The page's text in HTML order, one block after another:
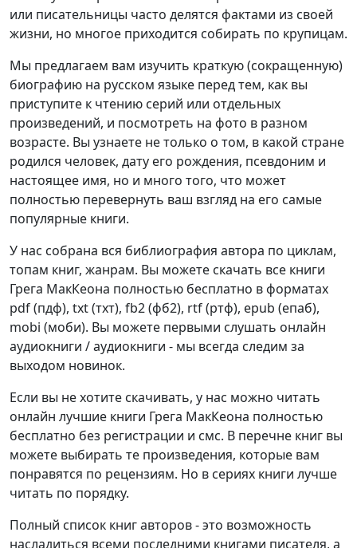
или писательницы часто делятся фактами из своей
жизни, но многое приходится собирать по крупицам.
Мы предлагаем вам изучить краткую (сокращенную)
биографию на русском языке перед тем, как вы
приступите к чтению серий или отдельных
произведений, и посмотреть на фото в разном
возрасте. Вы узнаете не только о том, в какой стране
родился человек, дату его рождения, псевдоним и
настоящее имя, но и много того, что может
полностью перевернуть ваш взгляд на его самые
популярные книги.
У нас собрана вся библиография автора по циклам,
топам книг, жанрам. Вы можете скачать все книги
Грега МакКеона полностью бесплатно в форматах
pdf (пдф), txt (тхт), fb2 (фб2), rtf (ртф), epub (епаб),
mobi (моби). Вы можете первыми слушать онлайн
аудиокниги / аудиокниги - мы всегда следим за
выходом новинок.
Если вы не хотите скачивать, у нас можно читать
онлайн лучшие книги Грега МакКеона полностью
бесплатно без регистрации и смс. В перечне книг вы
можете выбирать те произведения, которые вам
понравятся по рецензиям. Но в сериях книги лучше
читать по порядку.
Полный список книг авторов - это возможность
насладиться всеми последними книгами писателя, а